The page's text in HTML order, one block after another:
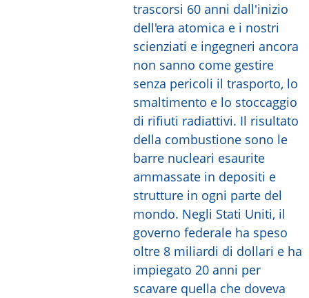
trascorsi 60 anni dall'inizio
dell'era atomica e i nostri
scienziati e ingegneri ancora
non sanno come gestire
senza pericoli il trasporto, lo
smaltimento e lo stoccaggio
di rifiuti radiattivi. Il risultato
della combustione sono le
barre nucleari esaurite
ammassate in depositi e
strutture in ogni parte del
mondo. Negli Stati Uniti, il
governo federale ha speso
oltre 8 miliardi di dollari e ha
impiegato 20 anni per
scavare quella che doveva